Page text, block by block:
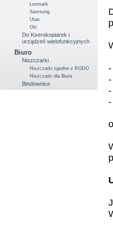
Lexmark
Samsung
Utax
Oki
Do Kserokopiarek i
urządzeń wielofunkcyjnych
Biuro
Niszczarki
Niszczarki zgodne z RODO
Niszczarki dla Biura
Bindownice
-
-
-
-